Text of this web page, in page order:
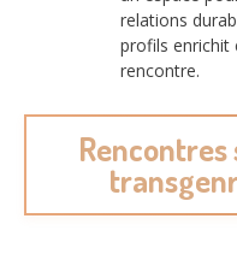
relations
profils enrichit
rencontre.
Rencontres